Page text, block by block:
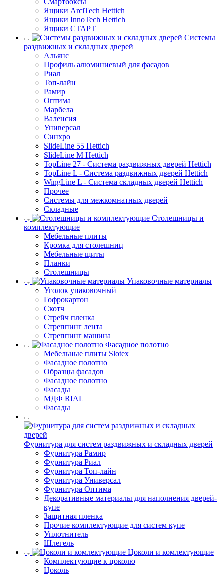
Ящики ArciTech Hettich
Ящики InnoTech Hettich
Ящики СТАРТ
Системы
раздвижных и складных дверей
Альянс
Профиль алюминиевый для фасадов
Риал
Топ-лайн
Рамир
Оптима
Марбела
Валенсия
Универсал
Синхро
SlideLine 55 Hettich
SlideLine M Hettich
TopLine 27 - Система раздвижных дверей Hettich
TopLine L - Система раздвижных дверей Hettich
WingLine L - Система складных дверей Hettich
Прочее
Системы для межкомнатных дверей
Складные
Столешницы и
комплектующие
Мебельные плиты
Кромка для столешниц
Мебельные щиты
Планки
Столешницы
Упаковочные материалы
Уголок упаковочный
Гофрокартон
Скотч
Стрейч пленка
Стреппинг лента
Стреппинг машина
Фасадное полотно
Мебельные плиты Slotex
Фасадное полотно
Образцы фасадов
Фасадное полотно
Фасады
МДФ RIAL
Фасады
Фурнитура для систем раздвижных и складных дверей
Фурнитура Рамир
Фурнитура Риал
Фурнитура Топ-лайн
Фурнитура Универсал
Фурнитура Оптима
Декоративные материалы для наполнения дверей-
купе
Защитная пленка
Прочие комплектующие для систем купе
Уплотнитель
Шлегель
Цоколи и комлектующие
Комплектующие к цоколю
Цоколь